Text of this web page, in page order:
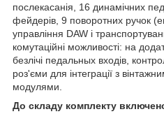
послекасанія, 16 динамічних
фейдерів, 9 поворотних ручок
управління DAW і
комутаційні можливості: на
безлічі педальных входів,
роз'єми для інтеграції з
модулями.
До складу комплекту